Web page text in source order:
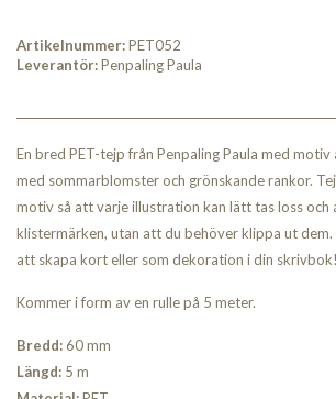
Artikelnummer:PET052
Leverantör:Penpaling Paula
En bred PET-tejp från Penpaling Paula med
med sommarblomster och grönskande rankor.
motiv så att varje illustration kan lätt tas loss och
klistermärken, utan att du behöver klippa ut dem.
att skapa kort eller som dekoration i din skrivbok!
Kommer i form av en rulle på 5 meter.
Bredd:60 mm
Längd: 5 m